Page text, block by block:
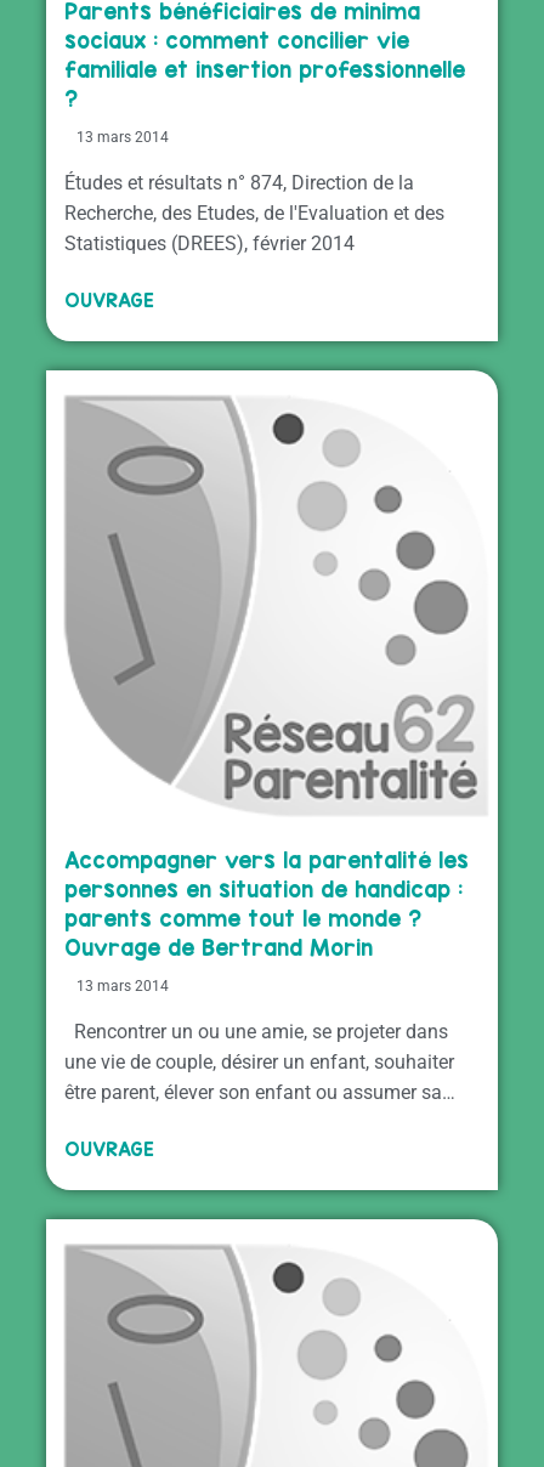
Parents bénéficiaires de minima
sociaux : comment concilier vie
familiale et insertion professionnelle
?
13 mars 2014
Études et résultats n° 874, Direction de la
Recherche, des Etudes, de l'Evaluation et des
Statistiques (DREES), février 2014
OUVRAGE
Accompagner vers la parentalité les
personnes en situation de handicap :
parents comme tout le monde ?
Ouvrage de Bertrand Morin
13 mars 2014
Rencontrer un ou une amie, se projeter dans
une vie de couple, désirer un enfant, souhaiter
être parent, élever son enfant ou assumer sa…
OUVRAGE